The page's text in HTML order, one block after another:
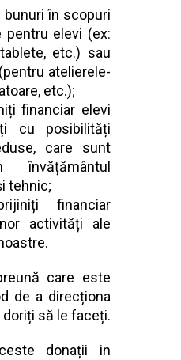
bunuri în scopuri
pentru elevi (ex:
etc.) sau
atelierele-
etc.);
financiar elevi
cu posibilități
care sunt
tehnic;
financiar
activități ale
care este
de a direcționa
să le faceți.
donații in